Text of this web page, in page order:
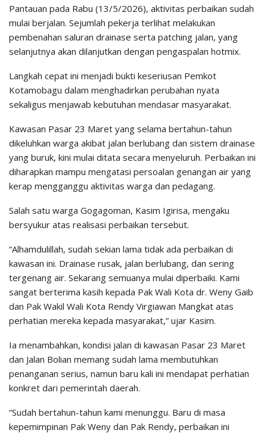
Pantauan pada Rabu (13/5/2026), aktivitas perbaikan sudah
mulai berjalan. Sejumlah pekerja terlihat melakukan
pembenahan saluran drainase serta patching jalan, yang
selanjutnya akan dilanjutkan dengan pengaspalan hotmix.
Langkah cepat ini menjadi bukti keseriusan Pemkot
Kotamobagu dalam menghadirkan perubahan nyata
sekaligus menjawab kebutuhan mendasar masyarakat.
Kawasan Pasar 23 Maret yang selama bertahun-tahun
dikeluhkan warga akibat jalan berlubang dan sistem drainase
yang buruk, kini mulai ditata secara menyeluruh. Perbaikan ini
diharapkan mampu mengatasi persoalan genangan air yang
kerap mengganggu aktivitas warga dan pedagang.
Salah satu warga Gogagoman, Kasim Igirisa, mengaku
bersyukur atas realisasi perbaikan tersebut.
“Alhamdulillah, sudah sekian lama tidak ada perbaikan di
kawasan ini. Drainase rusak, jalan berlubang, dan sering
tergenang air. Sekarang semuanya mulai diperbaiki. Kami
sangat berterima kasih kepada Pak Wali Kota dr. Weny Gaib
dan Pak Wakil Wali Kota Rendy Virgiawan Mangkat atas
perhatian mereka kepada masyarakat,” ujar Kasim.
Ia menambahkan, kondisi jalan di kawasan Pasar 23 Maret
dan Jalan Bolian memang sudah lama membutuhkan
penanganan serius, namun baru kali ini mendapat perhatian
konkret dari pemerintah daerah.
“Sudah bertahun-tahun kami menunggu. Baru di masa
kepemimpinan Pak Weny dan Pak Rendy, perbaikan ini